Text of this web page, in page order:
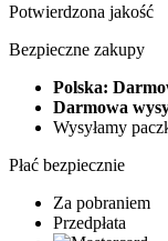
Potwierdzona jakość
Bezpieczne zakupy
Polska:
Darmowa
Wysyłamy
Płać bezpiecznie
Za pobraniem
Przedpłata